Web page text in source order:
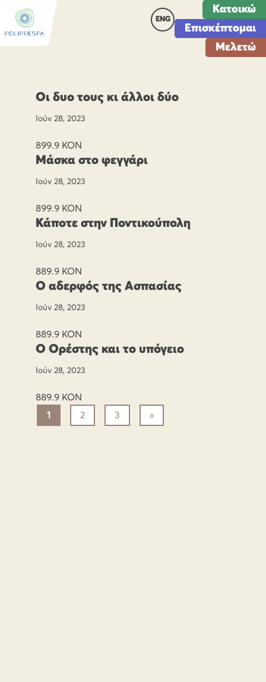
ENG
Κατοικώ
Επισκέπτομαι
Μελετώ
Οι δυο τους κι άλλοι δύο
Ιούν 28, 2023
899.9 ΚΟΝ
Μάσκα στο φεγγάρι
Ιούν 28, 2023
899.9 ΚΟΝ
Κάποτε στην Ποντικούπολη
Ιούν 28, 2023
889.9 ΚΟΝ
Ο αδερφός της Ασπασίας
Ιούν 28, 2023
889.9 ΚΟΝ
Ο Ορέστης και το υπόγειο
Ιούν 28, 2023
889.9 ΚΟΝ
1
2 3 »